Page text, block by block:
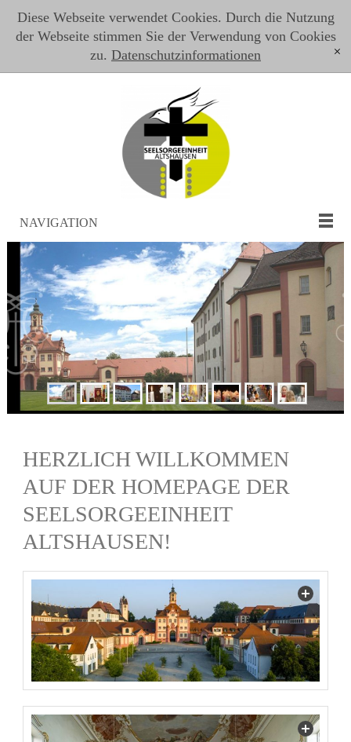
Diese Webseite verwendet Cookies. Durch die Nutzung
der Webseite stimmen Sie der Verwendung von Cookies
zu. Datenschutzinformationen [x]
NAVIGATION
HERZLICH WILLKOMMEN
AUF DER HOMEPAGE DER
SEELSORGEEINHEIT
ALTSHAUSEN!